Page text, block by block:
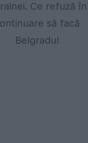
Ce refuză în
să facă
Belgradul